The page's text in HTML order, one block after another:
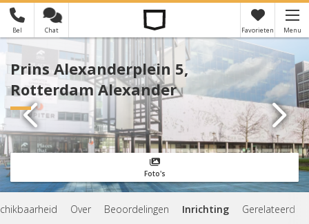
Bel Chat Favorieten Menu
Je hebt nog geen favorieten ×
Prins Alexanderplein 5,
Rotterdam Alexander
Foto's
Over Beoordelingen Inrichting Gerelateerd